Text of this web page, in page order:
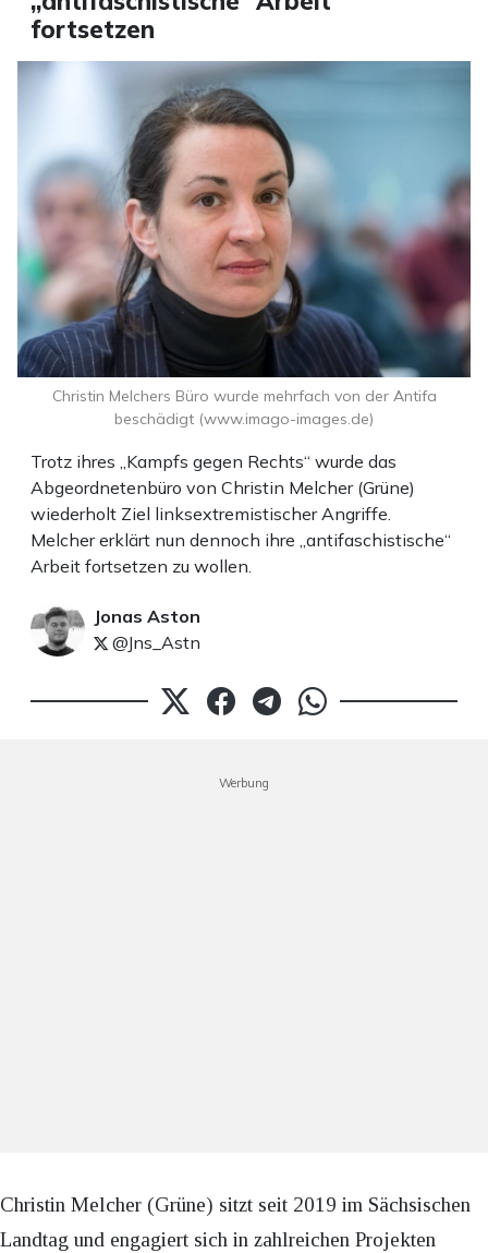
fortsetzen
Trotz ihres „Kampfs gegen Rechts“ wurde das
Abgeordnetenbüro von Christin Melcher (Grüne)
wiederholt Ziel linksextremistischer Angriffe.
Melcher erklärt nun dennoch ihre „antifaschistische“
Arbeit fortsetzen zu wollen.
Jonas Aston
@Jns_Astn
Christin Melchers Büro wurde mehrfach von der Antifa
beschädigt (www.imago-images.de)
Werbung
Christin Melcher (Grüne) sitzt seit 2019 im Sächsischen
Landtag und engagiert sich in zahlreichen Projekten